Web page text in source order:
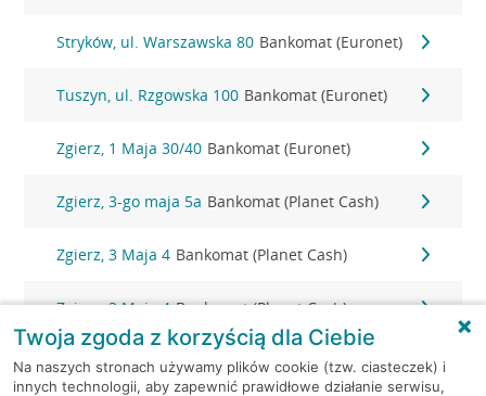
Stryków, ul. Warszawska 80 Bankomat (Euronet)
Tuszyn, ul. Rzgowska 100 Bankomat (Euronet)
Zgierz, 1 Maja 30/40 Bankomat (Euronet)
Zgierz, 3-go maja 5a Bankomat (Planet Cash)
Zgierz, 3 Maja 4 Bankomat (Planet Cash)
Zgierz, 3 Maja 4 Bankomat (Planet Cash)
Zgierz, Armii Krajowej 2 Bankomat (Planet Cash)
Twoja zgoda z korzyścią dla Ciebie
Na naszych stronach używamy plików cookie (tzw. ciasteczek) i
innych technologii, aby zapewnić prawidłowe działanie serwisu,